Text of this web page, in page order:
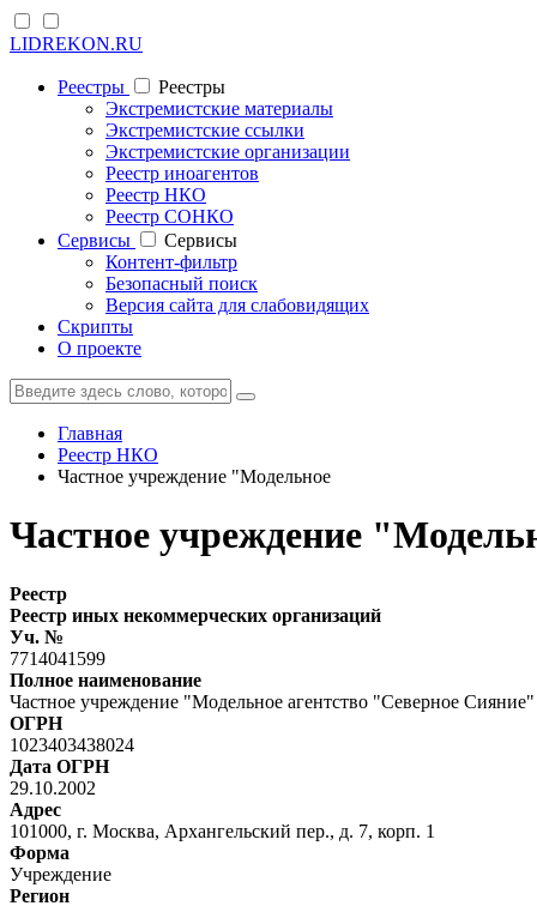
LIDREKON.RU
Реестры
Реестры
Экстремистские материалы
Экстремистские ссылки
Экстремистские организации
Реестр иноагентов
Реестр НКО
Реестр СОНКО
Cервисы
Cервисы
Контент-фильтр
Безопасный поиск
Версия сайта для слабовидящих
Скрипты
О проекте
Главная
Реестр НКО
Частное учреждение "Модельное
Частное учреждение
Реестр
Реестр иных некоммерческих организаций
Уч. №
7714041599
Полное наименование
Частное учреждение "Модельное агентство "Северное Сияние"
ОГРН
1023403438024
Дата ОГРН
29.10.2002
Адрес
101000, г. Москва, Архангельский пер., д. 7, корп. 1
Форма
Учреждение
Регион